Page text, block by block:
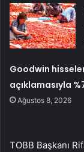
Goodwin
açıklamasıyla
Ağustos 8, 2026
TOBB Başkanı